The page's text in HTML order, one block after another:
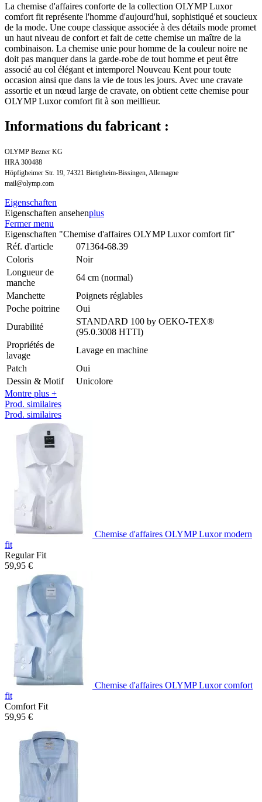
La chemise d'affaires conforte de la collection OLYMP Luxor
comfort fit représente l'homme d'aujourd'hui, sophistiqué et soucieux
de la mode. Une coupe classique associée à des détails mode promet
un haut niveau de confort et fait de cette chemise un maître de la
combinaison. La chemise unie pour homme de la couleur noire ne
doit pas manquer dans la garde-robe de tout homme et peut être
associé au col élégant et intemporel Nouveau Kent pour toute
occasion ainsi que dans la vie de tous les jours. Avec une cravate
assortie et un nœud large de cravate, on obtient cette chemise pour
OLYMP Luxor comfort fit à son meillieur.
Informations du fabricant :
OLYMP Bezner KG
HRA 300488
Höpfigheimer Str. 19, 74321 Bietigheim-Bissingen, Allemagne
mail@olymp.com
Eigenschaften
Eigenschaften ansehenplus
Fermer menu
Eigenschaften "Chemise d'affaires OLYMP Luxor comfort fit"
Réf. d'article
071364-68.39
Coloris
Noir
Longueur de
manche
64 cm (normal)
Manchette
Poignets réglables
Poche poitrine
Oui
Durabilité
STANDARD 100 by OEKO-TEX®
(95.0.3008 HTTI)
Propriétés de
lavage
Lavage en machine
Patch
Oui
Dessin & Motif
Unicolore
Montre plus +
Prod. similaires
Prod. similaires
Chemise d'affaires OLYMP Luxor modern
fit
Regular Fit
59,95 €
Chemise d'affaires OLYMP Luxor comfort
fit
Comfort Fit
59,95 €